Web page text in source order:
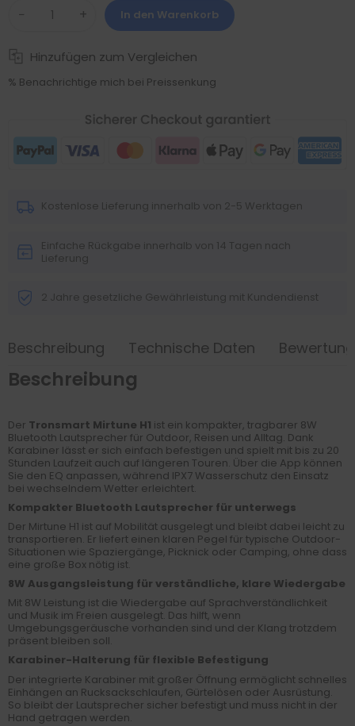
− + In den Warenkorb
Hinzufügen zum Vergleichen
% Benachrichtige mich bei Preissenkung
Kostenlose Lieferung innerhalb von 2-5 Werktagen
Einfache Rückgabe innerhalb von 14 Tagen nach
Lieferung
2 Jahre gesetzliche Gewährleistung mit Kundendienst
Beschreibung Technische Daten
Beschreibung
Der Tronsmart Mirtune H1 ist ein kompakter, tragbarer 8W
Bluetooth Lautsprecher für Outdoor, Reisen und Alltag. Dank
Karabiner lässt er sich einfach befestigen und spielt mit bis zu 20
Stunden Laufzeit auch auf längeren Touren. Über die App können
Sie den EQ anpassen, während IPX7 Wasserschutz den Einsatz
bei wechselndem Wetter erleichtert.
Kompakter Bluetooth Lautsprecher für unterwegs
Der Mirtune H1 ist auf Mobilität ausgelegt und bleibt dabei leicht zu
transportieren. Er liefert einen klaren Pegel für typische Outdoor-
Situationen wie Spaziergänge, Picknick oder Camping, ohne dass
eine große Box nötig ist.
8W Ausgangsleistung für verständliche, klare Wiedergabe
Mit 8W Leistung ist die Wiedergabe auf Sprachverständlichkeit
und Musik im Freien ausgelegt. Das hilft, wenn
Umgebungsgeräusche vorhanden sind und der Klang trotzdem
präsent bleiben soll.
Karabiner-Halterung für flexible Befestigung
Der integrierte Karabiner mit großer Öffnung ermöglicht schnelles
Einhängen an Rucksackschlaufen, Gürtelösen oder Ausrüstung.
So bleibt der Lautsprecher sicher befestigt und muss nicht in der
Hand getragen werden.